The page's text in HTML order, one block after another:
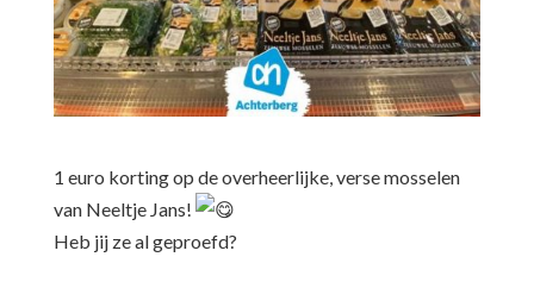
1 euro korting op de overheerlijke, verse mosselen
van Neeltje Jans!
Heb jij ze al geproefd?